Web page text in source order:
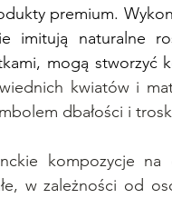
premium.
imitują naturalne
mogą stworzyć
kwiatów i
dbałości i
kompozycje
w zależności od